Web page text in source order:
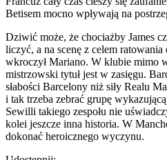
Betisem mocno wpływają na
Dziwić może, że chociażby James
liczyć, a na scenę z celem
wkroczył Mariano. W klubie mimo
mistrzowski tytuł jest w zasięgu.
słabości Barcelony niż siły Realu
i tak trzeba zebrać grupę
Sewilli takiego zespołu nie
kolei jeszcze inna historia. W
dokonać heroicznego wyczynu.